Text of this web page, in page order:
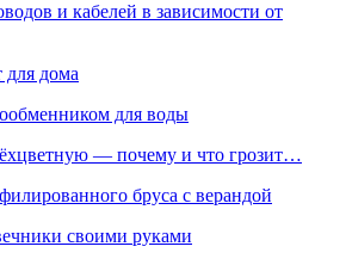
и кабелей в зависимости от
для дома
для воды
— почему и что грозит…
бруса с верандой
своими руками